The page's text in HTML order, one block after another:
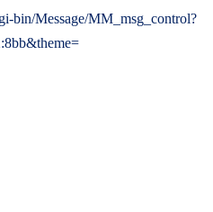
bin/Message/MM_msg_control?